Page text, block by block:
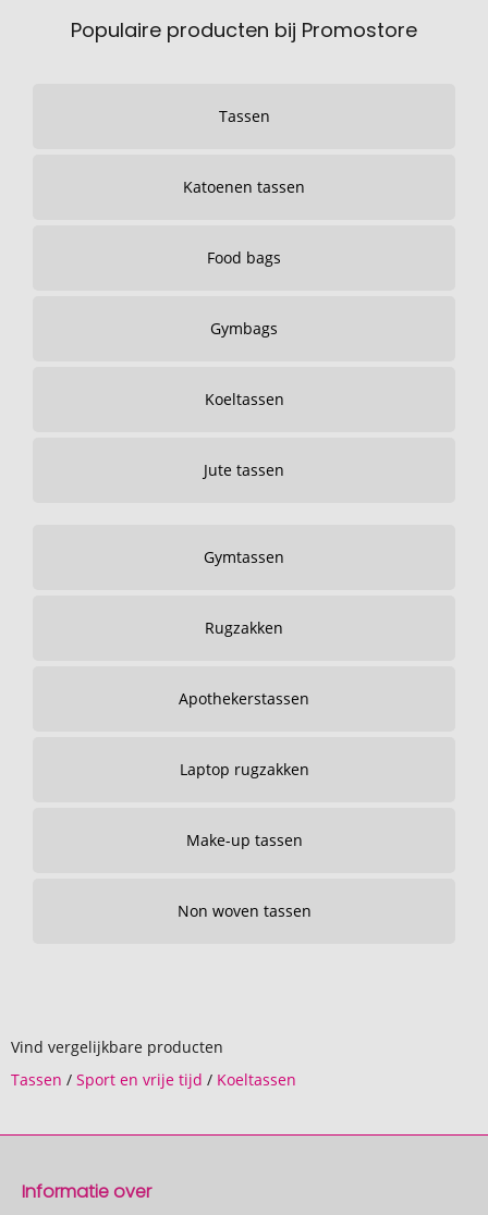
Populaire producten bij Promostore
Tassen
Katoenen tassen
Food bags
Gymbags
Koeltassen
Jute tassen
Gymtassen
Rugzakken
Apothekerstassen
Laptop rugzakken
Make-up tassen
Non woven tassen
Vind vergelijkbare producten
Tassen / Sport en vrije tijd / Koeltassen
Informatie over